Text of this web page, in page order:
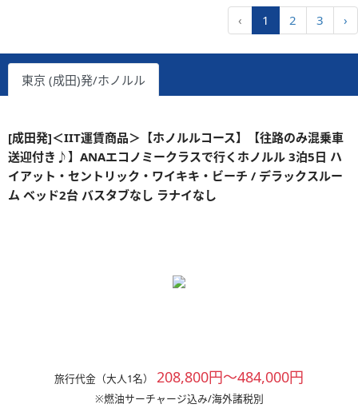
‹ 1 2 3 ›
東京 (成田)発/ホノルル
[成田発]＜IIT運賃商品＞【ホノルルコース】【往路のみ混乗車
送迎付き♪】ANAエコノミークラスで行くホノルル 3泊5日 ハ
イアット・セントリック・ワイキキ・ビーチ / デラックスルー
ム ベッド2台 バスタブなし ラナイなし
旅行代金（大人1名） 208,800円～484,000円
※燃油サーチャージ込み/海外諸税別